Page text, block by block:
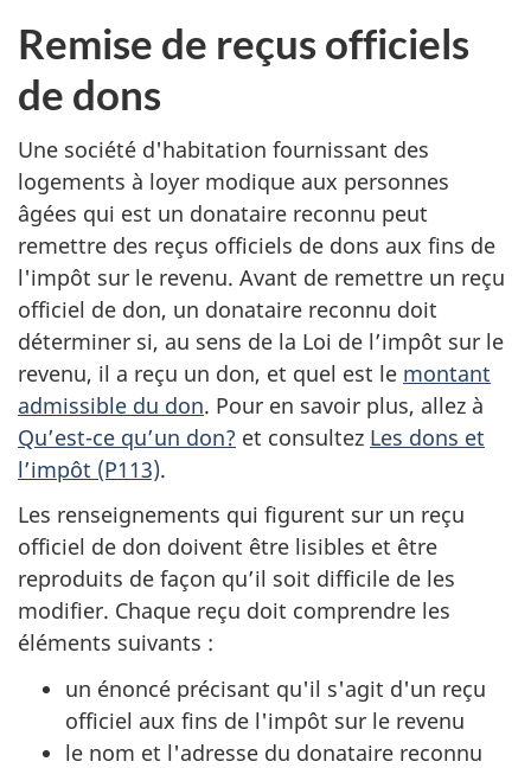
Remise de reçus officiels
de dons
Une société d'habitation fournissant des
logements à loyer modique aux personnes
âgées qui est un donataire reconnu peut
remettre des reçus officiels de dons aux fins de
l'impôt sur le revenu. Avant de remettre un reçu
officiel de don, un donataire reconnu doit
déterminer si, au sens de la Loi de l’impôt sur le
revenu, il a reçu un don, et quel est le montant
admissible du don. Pour en savoir plus, allez à
Qu’est-ce qu’un don? et consultez Les dons et
l’impôt (P113).
Les renseignements qui figurent sur un reçu
officiel de don doivent être lisibles et être
reproduits de façon qu’il soit difficile de les
modifier. Chaque reçu doit comprendre les
éléments suivants :
un énoncé précisant qu'il s'agit d'un reçu
officiel aux fins de l'impôt sur le revenu
le nom et l'adresse du donataire reconnu